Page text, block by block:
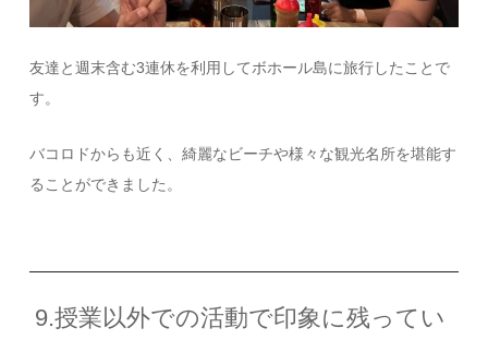
友達と週末含む3連休を利用してボホール島に旅行したことで
す。
バコロドからも近く、綺麗なビーチや様々な観光名所を堪能す
ることができました。
9.授業以外での活動で印象に残ってい